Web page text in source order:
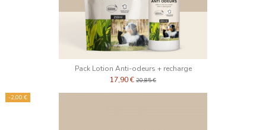
Pack Lotion Anti-odeurs + recharge
17,90 € 20,85 €
-2,00 €